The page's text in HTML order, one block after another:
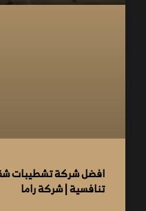
افضل شركة تشطيبات
تنافسية | شركة راما